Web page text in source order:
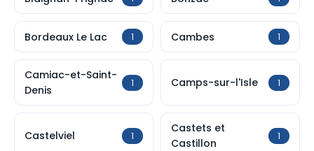
Bordeaux Le Lac 1 Cambes 1
Camiac-et-Saint-
Denis
1 Camps-sur-l'Isle 1
Castelviel 1
Castets et
Castillon
1